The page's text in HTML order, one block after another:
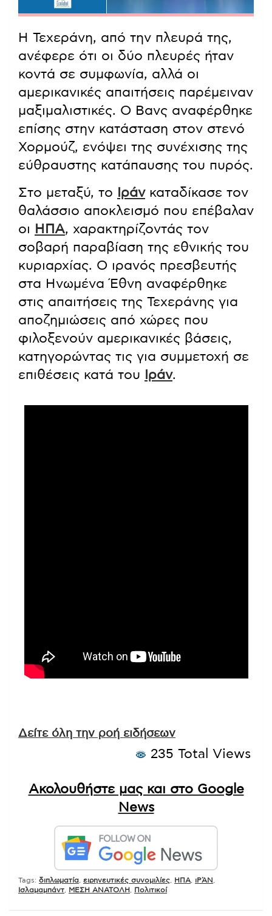
Η Τεχεράνη, από την πλευρά της,
ανέφερε ότι οι δύο πλευρές ήταν
κοντά σε συμφωνία, αλλά οι
αμερικανικές απαιτήσεις παρέμειναν
μαξιμαλιστικές. Ο Βανς αναφέρθηκε
επίσης στην κατάσταση στον στενό
Χορμούζ, ενόψει της συνέχισης της
εύθραυστης κατάπαυσης του πυρός.
Στο μεταξύ, το Ιράνκαταδίκασε τον
θαλάσσιο αποκλεισμό που επέβαλαν
οι
ΗΠΑ, χαρακτηρίζοντάς τον
σοβαρή παραβίαση της εθνικής του
κυριαρχίας. Ο ιρανός πρεσβευτής
στα Ηνωμένα Έθνη αναφέρθηκε
στις απαιτήσεις της Τεχεράνης για
αποζημιώσεις από χώρες που
φιλοξενούν αμερικανικές βάσεις,
κατηγορώντας τις για συμμετοχή σε
επιθέσεις κατά του
Ιράν.
Δείτε όλη την ροή ειδήσεων
235 Total Views
Ακολουθήστε μας και στο Google
News
Tags: διπλωματία ειρηνευτικές συνομιλίες ΗΠΑ ιΡΆΝ
Ισλαμαμπάντ
ΜΕΣΗ ΑΝΑΤΟΛΗ Πολιτικοί